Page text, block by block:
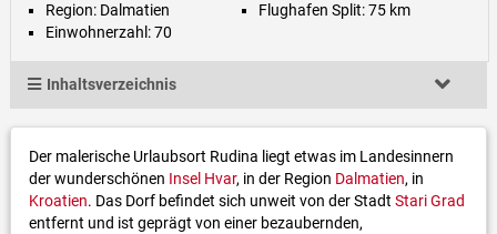
Region: Dalmatien
Einwohnerzahl: 70
Flughafen Split: 75 km
Inhaltsverzeichnis
Der malerische Urlaubsort Rudina liegt etwas im Landesinnern
der wunderschönen Insel Hvar, in der Region Dalmatien, in
Kroatien. Das Dorf befindet sich unweit von der Stadt Stari Grad
entfernt und ist geprägt von einer bezaubernden,